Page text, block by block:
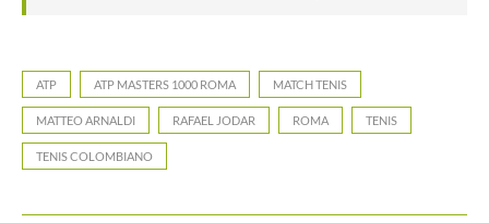
ATP ATP MASTERS 1000 ROMA MATCH TENIS
MATTEO ARNALDI RAFAEL JODAR ROMA TENIS
TENIS COLOMBIANO